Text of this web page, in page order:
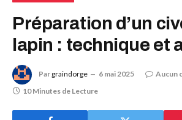
Préparation d’un
lapin : technique et
Par graindorge 6 mai 2025
Aucun
10 Minutes de Lecture